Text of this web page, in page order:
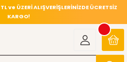
ve ÜZERİ ALIŞVERİŞLERİNİZDE ÜCRETSİZ
KARGO!